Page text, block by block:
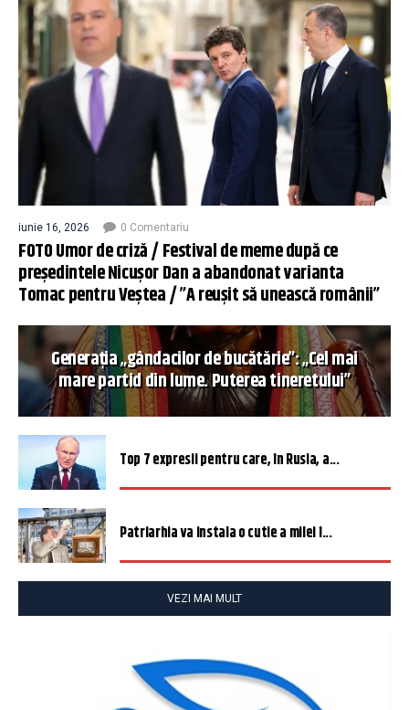
iunie 16, 2026 0 Comentariu
FOTO Umor de criză / Festival de meme după ce
președintele Nicușor Dan a abandonat varianta
Tomac pentru Veștea / ”A reușit să unească românii”
Generația „gândacilor de bucătărie”: „Cel mai
mare partid din lume. Puterea tineretului”
Top 7 expresii pentru care, în Rusia, a...
Patriarhia va instala o cutie a milei î...
VEZI MAI MULT